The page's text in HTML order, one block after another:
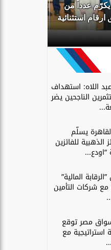
يكرّم عدداً من
استثنائية
اللاه: استهداف
الناجحين يضر
يسلّم
الذهبية للفائزين
“اودع...
المالية”
شركات التأمين
مصر توقع
استراتيجية مع